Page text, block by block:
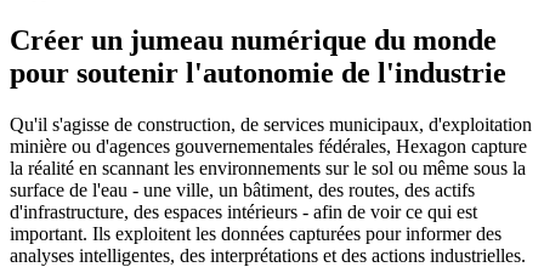
Réduction du temps entre le champ et le produit
des points de données plus abondants et à plus haute
résolution
Un milliard d'images diffusées par mois
Créer un jumeau numérique du monde
pour soutenir l'autonomie de l'industrie
Qu'il s'agisse de construction, de services municipaux, d'exploitation
minière ou d'agences gouvernementales fédérales, Hexagon capture
la réalité en scannant les environnements sur le sol ou même sous la
surface de l'eau - une ville, un bâtiment, des routes, des actifs
d'infrastructure, des espaces intérieurs - afin de voir ce qui est
important. Ils exploitent les données capturées pour informer des
analyses intelligentes, des interprétations et des actions industrielles.